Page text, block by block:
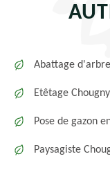
Abattage
Etêtage Chougny
Pose de gazon
Paysagiste